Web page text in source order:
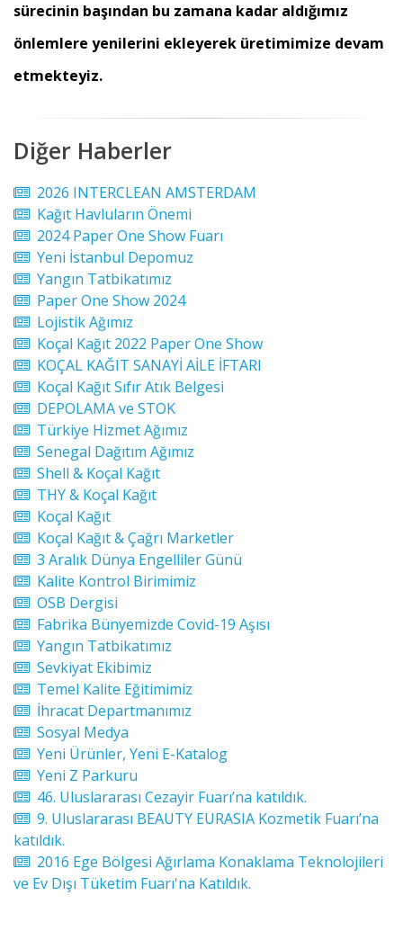
sürecinin başından bu zamana kadar aldığımız
önlemlere yenilerini ekleyerek üretimimize devam
etmekteyiz.
Diğer Haberler
2026 INTERCLEAN AMSTERDAM
Kağıt Havluların Önemi
2024 Paper One Show Fuarı
Yeni İstanbul Depomuz
Yangın Tatbikatımız
Paper One Show 2024
Lojistik Ağımız
Koçal Kağıt 2022 Paper One Show
KOÇAL KAĞIT SANAYİ AİLE İFTARI
Koçal Kağıt Sıfır Atık Belgesi
DEPOLAMA ve STOK
Türkiye Hizmet Ağımız
Senegal Dağıtım Ağımız
Shell & Koçal Kağıt
THY & Koçal Kağıt
Koçal Kağıt
Koçal Kağıt & Çağrı Marketler
3 Aralık Dünya Engelliler Günü
Kalite Kontrol Birimimiz
OSB Dergisi
Fabrika Bünyemizde Covid-19 Aşısı
Yangın Tatbikatımız
Sevkiyat Ekibimiz
Temel Kalite Eğitimimiz
İhracat Departmanımız
Sosyal Medya
Yeni Ürünler, Yeni E-Katalog
Yeni Z Parkuru
46. Uluslararası Cezayir Fuarı’na katıldık.
9. Uluslararası BEAUTY EURASIA Kozmetik Fuarı’na
katıldık.
2016 Ege Bölgesi Ağırlama Konaklama Teknolojileri
ve Ev Dışı Tüketim Fuarı'na Katıldık.